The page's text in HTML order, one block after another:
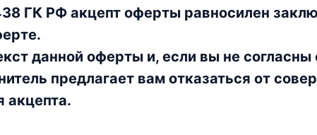
ГК РФ акцепт оферты равносилен
данной оферты и, если вы не
предлагает вам отказаться от
акцепта.